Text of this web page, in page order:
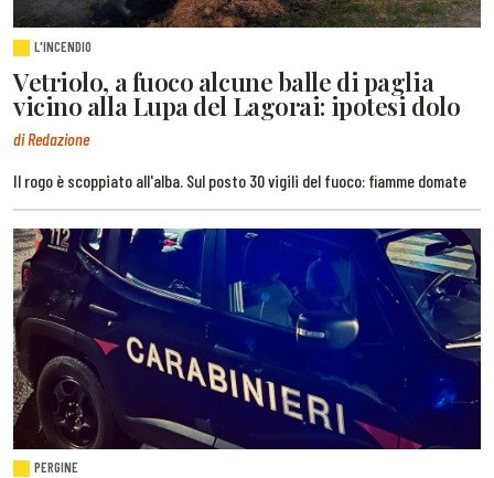
L'INCENDIO
Vetriolo, a fuoco alcune balle di paglia
vicino alla Lupa del Lagorai: ipotesi dolo
di Redazione
Il rogo è scoppiato all'alba. Sul posto 30 vigili del fuoco: fiamme domate
PERGINE